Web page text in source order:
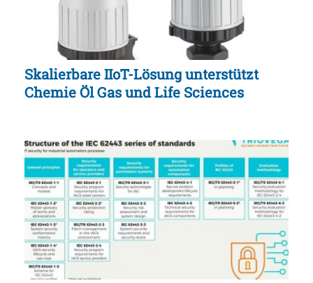
Skalierbare IIoT-Lösung unterstützt
Chemie Öl Gas und Life Sciences